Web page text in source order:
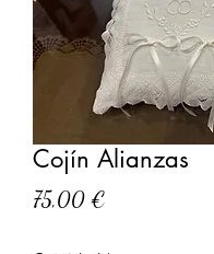
Cojín Alianzas
75,00 €